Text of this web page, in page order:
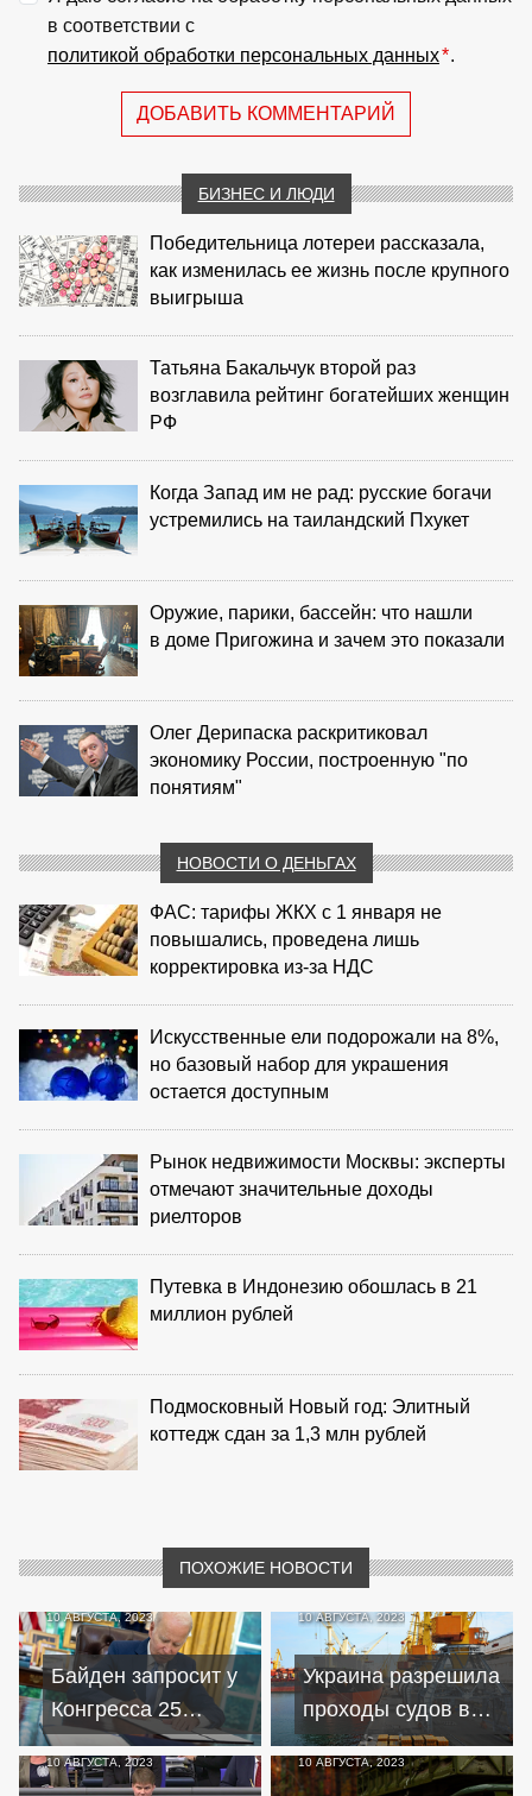
в соответствии с
политикой обработки персональных данных*.
ДОБАВИТЬ КОММЕНТАРИЙ
БИЗНЕС И ЛЮДИ
Победительница лотереи рассказала,
как изменилась ее жизнь после крупного
выигрыша
Татьяна Бакальчук второй раз
возглавила рейтинг богатейших женщин
РФ
Когда Запад им не рад: русские богачи
устремились на таиландский Пхукет
Оружие, парики, бассейн: что нашли
в доме Пригожина и зачем это показали
Олег Дерипаска раскритиковал
экономику России, построенную "по
понятиям"
НОВОСТИ О ДЕНЬГАХ
ФАС: тарифы ЖКХ с 1 января не
повышались, проведена лишь
корректировка из‑за НДС
Искусственные ели подорожали на 8%,
но базовый набор для украшения
остается доступным
Рынок недвижимости Москвы: эксперты
отмечают значительные доходы
риелторов
Путевка в Индонезию обошлась в 21
миллион рублей
Подмосковный Новый год: Элитный
коттедж сдан за 1,3 млн рублей
ПОХОЖИЕ НОВОСТИ
10 АВГУСТА, 2023
Байден запросит у
Конгресса 25
миллиардов
долларов –
10 АВГУСТА, 2023
Украина разрешила
проходы судов в
свои порты на
Черном море
10 АВГУСТА, 2023 10 АВГУСТА, 2023